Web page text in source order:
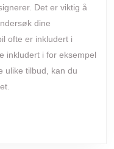
Det er viktig å
dine
ofte er inkludert i
inkludert i for eksempel
ulike tilbud, kan du